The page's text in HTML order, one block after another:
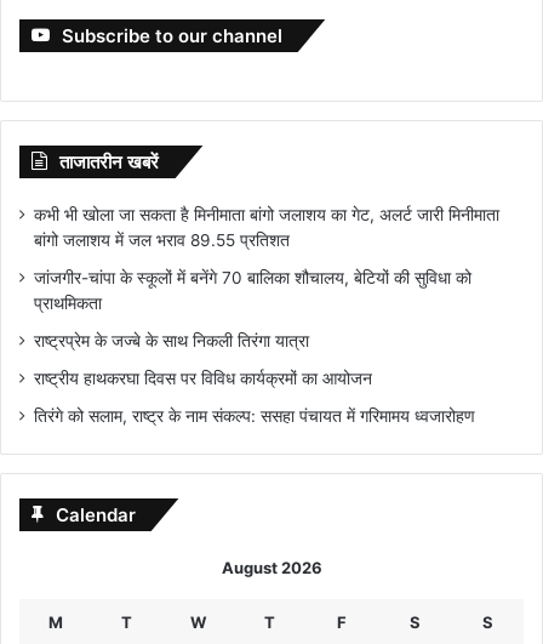
Subscribe to our channel
ताजातरीन खबरें
कभी भी खोला जा सकता है मिनीमाता बांगो जलाशय का गेट, अलर्ट जारी मिनीमाता
बांगो जलाशय में जल भराव 89.55 प्रतिशत
जांजगीर-चांपा के स्कूलों में बनेंगे 70 बालिका शौचालय, बेटियों की सुविधा को
प्राथमिकता
राष्ट्रप्रेम के जज्बे के साथ निकली तिरंगा यात्रा
राष्ट्रीय हाथकरघा दिवस पर विविध कार्यक्रमों का आयोजन
तिरंगे को सलाम, राष्ट्र के नाम संकल्प: ससहा पंचायत में गरिमामय ध्वजारोहण
Calendar
August 2026
M T W T F S S